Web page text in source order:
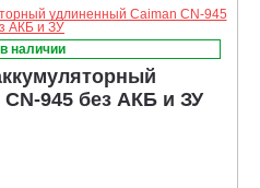
наличии
945 без АКБ и ЗУ